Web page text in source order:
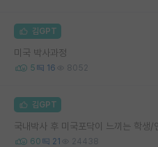
김GPT
미국 박사과정
5 16 8052
김GPT
국내박사 후 미국포닥이 느끼는 학생/
60 21 24438